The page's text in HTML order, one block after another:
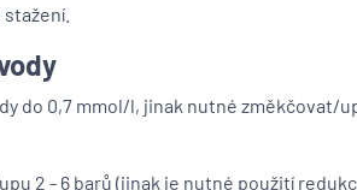
stažení.
do 0,7 mmol/l, jinak nutné změkčovat/
2 - 6 barů (jinak je nutné použití